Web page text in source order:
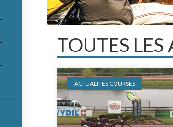
TOUTES
ACTUALITÉS COURSES